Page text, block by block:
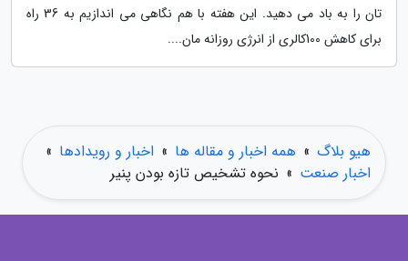
تان را به باد می دهید. این هفته با هم نگاهی می اندازیم به 36 راه
برای کاهش 100کالری از انرژی روزانه مان....
هیو بلاگ » همه اخبار و مقاله ها » اخبار و رویدادها »
اخبار صنعت » نحوه تشخیص تازه بودن پنیر